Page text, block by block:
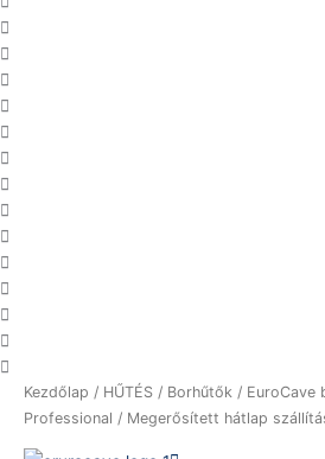
Kezdőlap / HŰTÉS / Borhűtők / EuroCave
Professional / Megerősített hátlap
Megerősített
hátlap
szállításhoz,